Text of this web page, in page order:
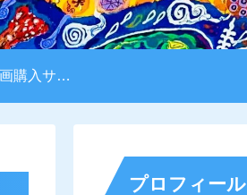
原画購入サイト
プロフィール